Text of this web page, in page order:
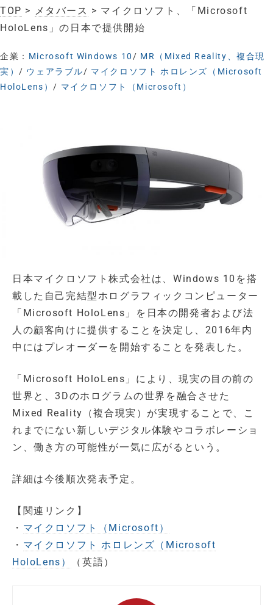
TOP > メタバース > マイクロソフト、「Microsoft
HoloLens」の日本で提供開始
企業： Microsoft Windows 10/ MR（Mixed Reality、複合現
実）/ ウェアラブル/ マイクロソフト ホロレンズ（Microsoft
HoloLens）/ マイクロソフト（Microsoft）
日本マイクロソフト株式会社は、Windows 10を搭
載した自己完結型ホログラフィックコンピューター
「Microsoft HoloLens」を日本の開発者および法
人の顧客向けに提供することを決定し、2016年内
中にはプレオーダーを開始することを発表した。
「Microsoft HoloLens」により、現実の目の前の
世界と、3Dのホログラムの世界を融合させた
Mixed Reality（複合現実）が実現することで、こ
れまでにない新しいデジタル体験やコラボレーショ
ン、働き方の可能性が一気に広がるという。
詳細は今後順次発表予定。
【関連リンク】
・ マイクロソフト（Microsoft）
・ マイクロソフト ホロレンズ（Microsoft
HoloLens）
（英語）